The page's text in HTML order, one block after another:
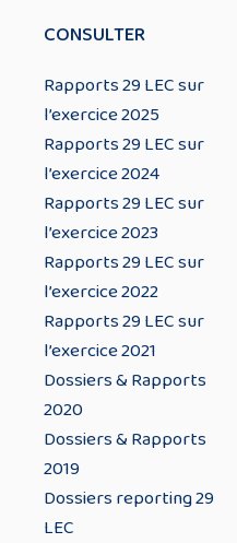
CONSULTER
Rapports 29 LEC sur
l’exercice 2025
Rapports 29 LEC sur
l’exercice 2024
Rapports 29 LEC sur
l’exercice 2023
Rapports 29 LEC sur
l’exercice 2022
Rapports 29 LEC sur
l’exercice 2021
Dossiers & Rapports
2020
Dossiers & Rapports
2019
Dossiers reporting 29
LEC